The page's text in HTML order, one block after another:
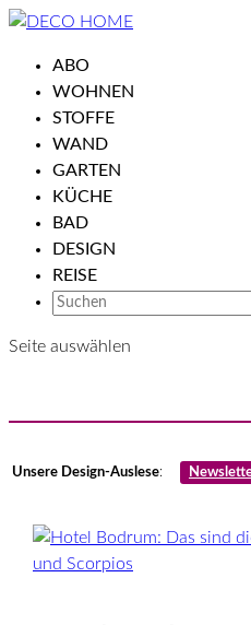
ABO
WOHNEN
STOFFE
WAND
GARTEN
KÜCHE
BAD
DESIGN
REISE
Seite auswählen
Unsere Design-Auslese: